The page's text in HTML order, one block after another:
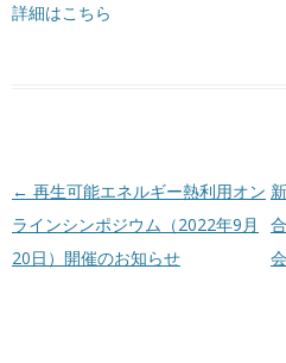
詳細はこちら
投稿ナビゲーション
← 再生可能エネルギー熱利用オン
ラインシンポジウム（2022年9月
20日）開催のお知らせ